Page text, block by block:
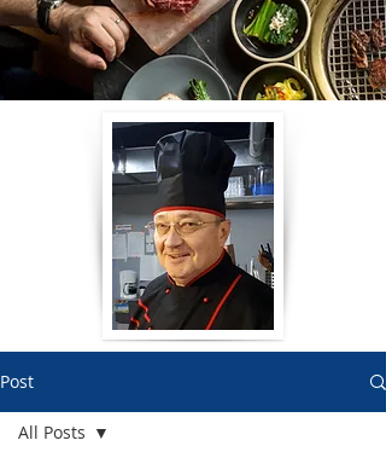
Post
All Posts